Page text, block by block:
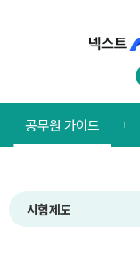
합격전략연구소
메뉴
공무원 가이드
시험제도